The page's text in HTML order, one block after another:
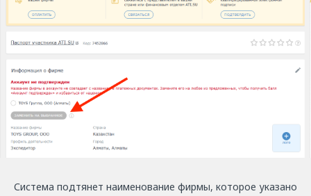
Система подтянет наименование фирмы, которое указано